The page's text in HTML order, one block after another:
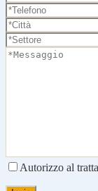
Autorizzo al